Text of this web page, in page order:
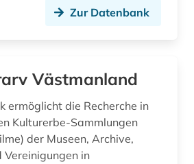
Zur Datenbank
Västmanland
ermöglicht die Recherche in
Kulturerbe-Sammlungen
der Museen, Archive,
Vereinigungen in